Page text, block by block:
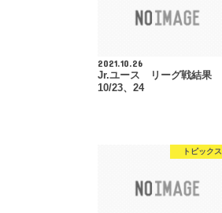
2021.10.26
Jr.ユース リーグ戦結果
10/23、24
トピックス